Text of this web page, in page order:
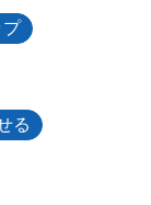
プ
る